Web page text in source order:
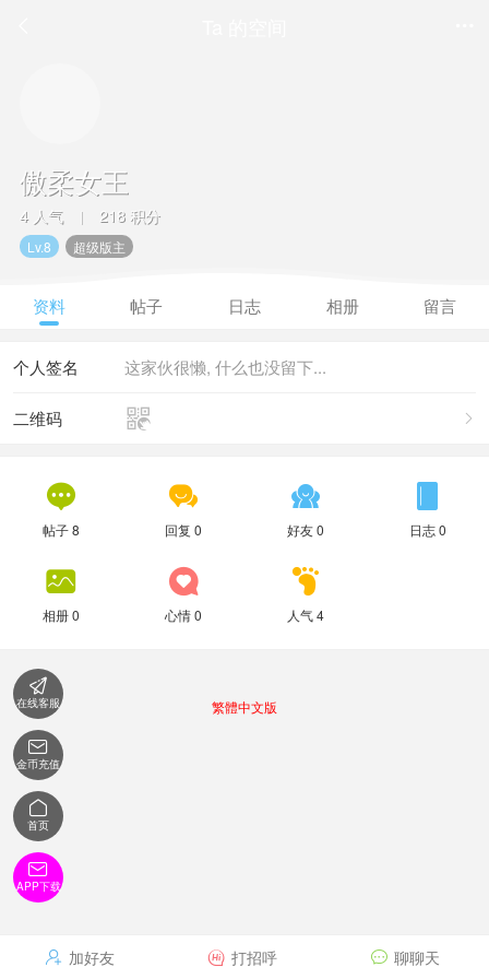
傲柔女王
4 人气 | 218 积分
Lv.8 超级版主
资料 帖子 日志 相册 留言
这家伙很懒, 什么也没留下...
个人签名


二维码

帖子 8

回复 0

好友 0

日志 0

相册 0

心情 0

人气 4
 加好友  打招呼  聊聊天
繁體中文版

在线客服

金币充值

首页

APP下载